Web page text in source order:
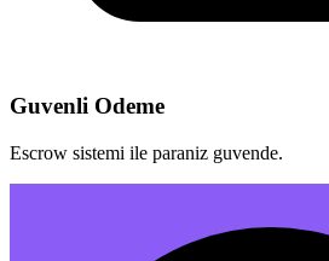
Guvenli Odeme
Escrow sistemi ile paraniz guvende.